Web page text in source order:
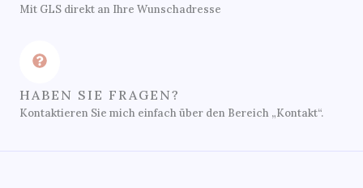
Mit GLS direkt an Ihre Wunschadresse
HABEN SIE FRAGEN?
Kontaktieren Sie mich einfach über den Bereich „Kontakt“.